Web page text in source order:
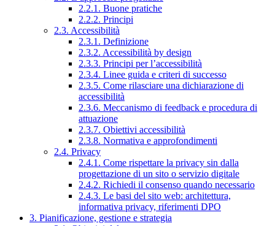
2.2.1. Buone pratiche
2.2.2. Principi
2.3. Accessibilità
2.3.1. Definizione
2.3.2. Accessibilità by design
2.3.3. Principi per l’accessibilità
2.3.4. Linee guida e criteri di successo
2.3.5. Come rilasciare una dichiarazione di
accessibilità
2.3.6. Meccanismo di feedback e procedura di
attuazione
2.3.7. Obiettivi accessibilità
2.3.8. Normativa e approfondimenti
2.4. Privacy
2.4.1. Come rispettare la privacy sin dalla
progettazione di un sito o servizio digitale
2.4.2. Richiedi il consenso quando necessario
2.4.3. Le basi del sito web: architettura,
informativa privacy, riferimenti DPO
3. Pianificazione, gestione e strategia